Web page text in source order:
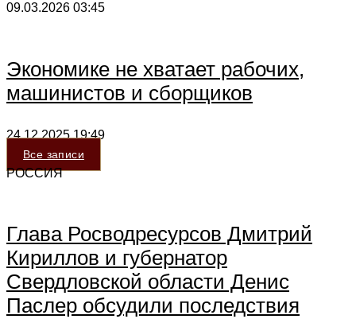
09.03.2026 03:45
Экономике не хватает рабочих,
машинистов и сборщиков
24.12.202519:49
Все записи
РОССИЯ
Глава Росводресурсов Дмитрий
Кириллов и губернатор
Свердловской области Денис
Паслер обсудили последствия